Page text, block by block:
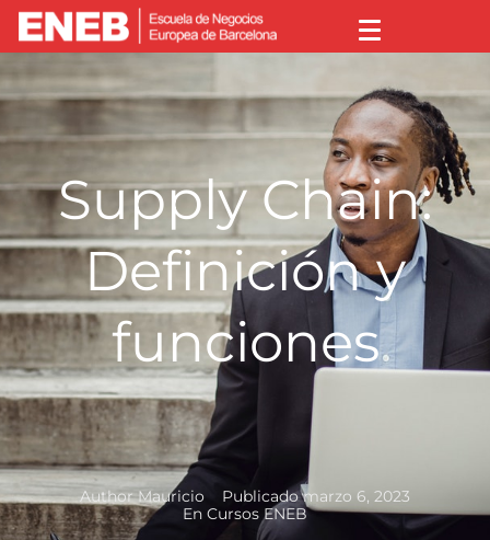
Supply Chain:
Definición y
funciones
AuthorMauricio Publicadomarzo 6, 2023
En Cursos ENEB